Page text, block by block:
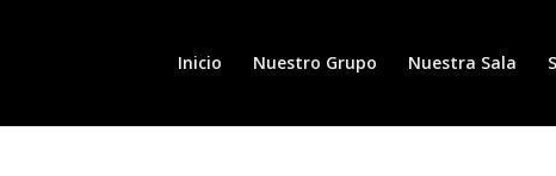
Inicio Nuestro Grupo Nuestra Sala